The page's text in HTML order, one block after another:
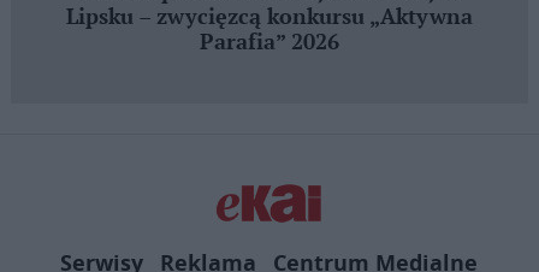
Lipsku – zwycięzcą konkursu „Aktywna
Parafia” 2026
Serwisy Reklama Centrum Medialne